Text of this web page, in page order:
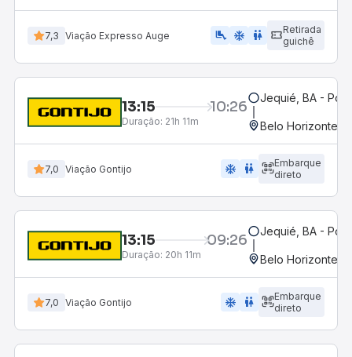
7,3 Viação Expresso Auge airline_seat_legroom_extra ac_unit wc
Retirada
guichê
13:15 10:26
Duração: 21h 11m
Jequié, BA -
Belo Horizonte,
7,0 Viação Gontijo ac_unit wc
Embarque
direto
13:15 09:26
Duração: 20h 11m
Jequié, BA -
Belo Horizonte,
7,0 Viação Gontijo ac_unit wc
Embarque
direto